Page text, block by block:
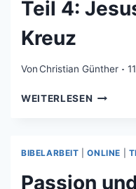
Teil 4:
Kreuz
VonChristian Günther
WEITERLESEN PASSION
TEIL
JESUS
BIBELARBEIT |ONLINE
Passion